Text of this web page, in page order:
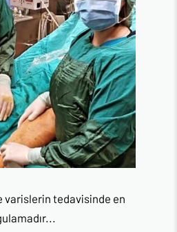
varislerin tedavisinde en